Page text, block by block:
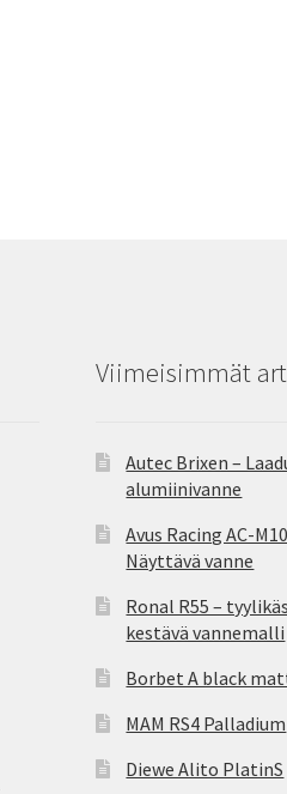
Viimeisimmät
Autec Brixen –
alumiinivanne
Avus Racing AC-
Näyttävä vanne
Ronal R55 –
kestävä vannemalli
Borbet A black
MAM RS4 Palladium
Diewe Alito PlatinS